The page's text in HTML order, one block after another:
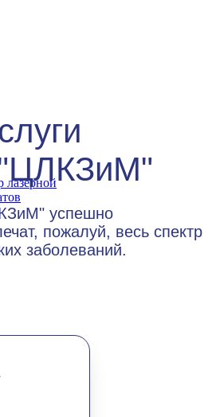
"ЦЛКЗиМ"
успешно
пожалуй, весь спектр
заболеваний.